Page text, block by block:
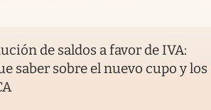
de saldos a favor de IVA:
saber sobre el nuevo cupo y los